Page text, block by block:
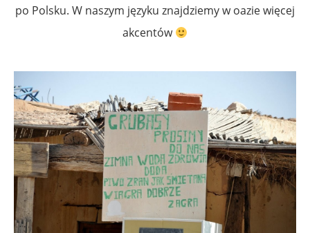
po Polsku. W naszym języku znajdziemy w oazie więcej
akcentów